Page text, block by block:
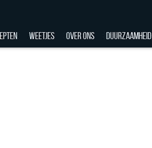
WEETJES OVER ONS DUURZAAMHEID